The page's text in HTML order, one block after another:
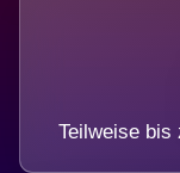
Teilweise bis